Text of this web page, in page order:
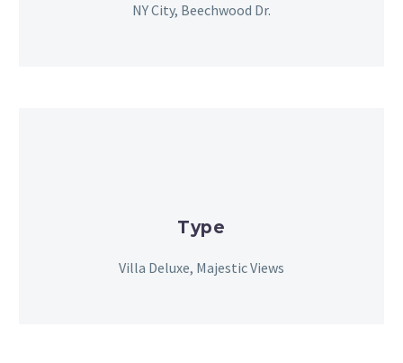
NY City, Beechwood Dr.
Type
Villa Deluxe, Majestic Views